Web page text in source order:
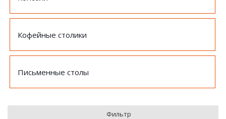
Кофейные столики
Письменные столы
Фильтр